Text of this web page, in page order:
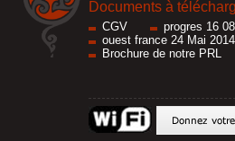
Documents à
CGV
progres 16
ouest france 24 Mai 2014
Brochure de notre PRL